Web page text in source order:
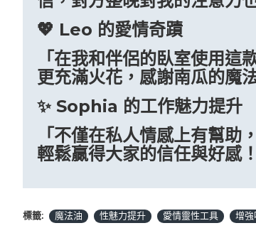
💖 Leo 的愛情奇蹟
「在我和伴侶的臥室使用
更充滿火花，感謝南瓜的魔
✨ Sophia 的工作魅力提升
「不僅在私人情感上有幫
輕鬆贏得大家的信任與好感！
標籤: 魔法油 性魅力提升 愛情靈性工具 增強